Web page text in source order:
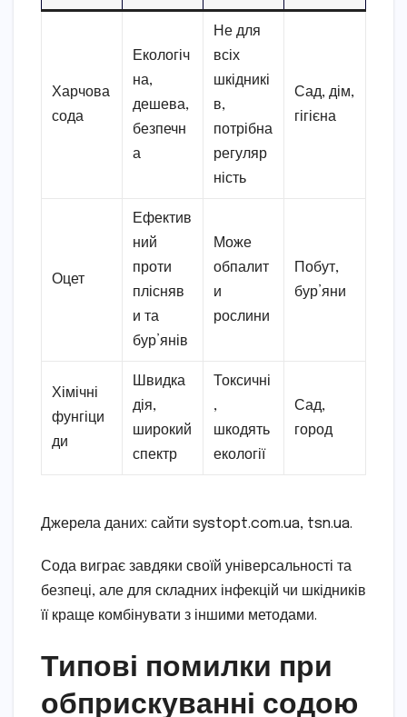
Харчова
сода
Екологіч
на,
дешева,
безпечн
а
Не для
всіх
шкідникі
в,
потрібна
регуляр
ність
Сад, дім,
гігієна
Оцет
Ефектив
ний
проти
плісняв
и та
бур’янів
Може
обпалит
и
рослини
Побут,
бур’яни
Хімічні
фунгіци
ди
Швидка
дія,
широкий
спектр
Токсичні
,
шкодять
екології
Сад,
город
Джерела даних: сайти systopt.com.ua, tsn.ua.
Сода виграє завдяки своїй універсальності та
безпеці, але для складних інфекцій чи шкідників
її краще комбінувати з іншими методами.
Типові помилки при
обприскуванні содою